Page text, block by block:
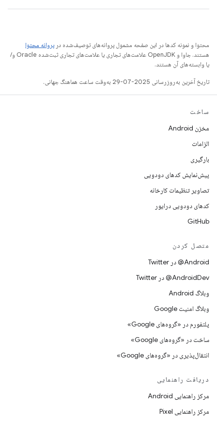
محتوا و نمونه کدها در این صفحه مشمول پروانه‌های توصیف‌شده در پروانه محتوا
هستند. جاوا و OpenJDK علامت‌های تجاری یا علامت‌های تجاری ثبت‌شده Oracle و/
یا وابسته‌های آن هستند.
تاریخ آخرین به‌روزرسانی 2025-07-29 به‌وقت ساعت هماهنگ جهانی.
ساخت
مخزن Android
الزامات
بارگیری
پیش‌نمایش کدهای دودویی
تصاویر تنظیمات کارخانه
کدهای دودویی درایور
GitHub
متصل کردن
Android@ در Twitter
AndroidDev@ در Twitter
وبلاگ Android
وبلاگ امنیت Google
پلتفورم در «گروه‌های Google»
ساخت در «گروه‌های Google»
انتقال‌پذیری در «گروه‌های Google»
دریافت راهنمایی
مرکز راهنمایی Android
مرکز راهنمایی Pixel